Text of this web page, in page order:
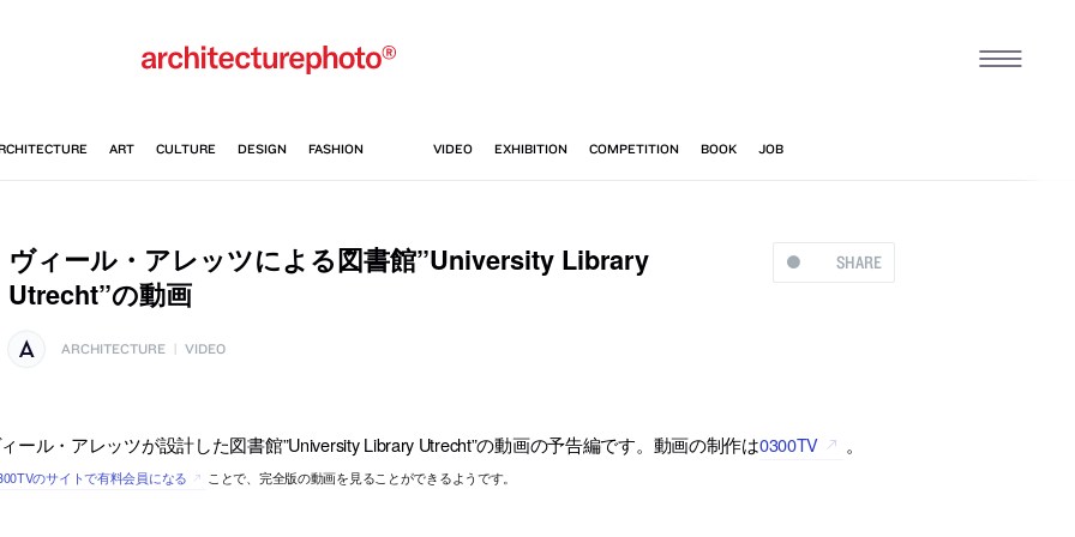
SHARE
ヴィール・アレッツによる図書館”University Library
Utrecht”の動画
ARCHITECTURE VIDEO
ール・アレッツが設計した図書館”University Library Utrecht”の動画の予告編です。動画の制作は0300TV 。
のサイトで有料会員になる ことで、完全版の動画を見ることができるようです。